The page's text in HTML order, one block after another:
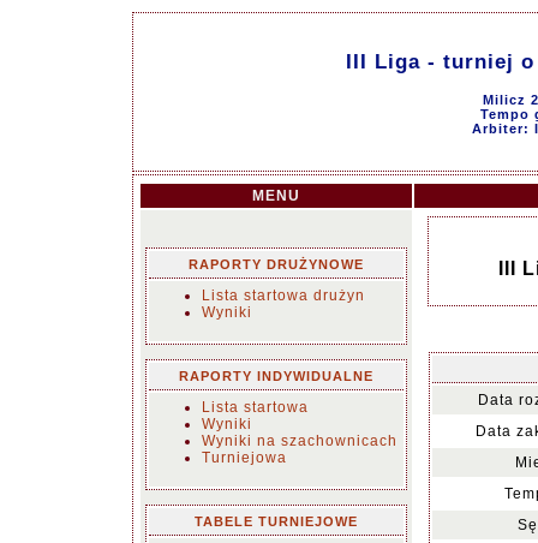
III Liga - turniej o
Milicz
Tempo
Arbiter:
MENU
RAPORTY DRUŻYNOWE
Lista startowa drużyn
Wyniki
RAPORTY INDYWIDUALNE
Lista startowa
Wyniki
Wyniki na szachownicach
Turniejowa
TABELE TURNIEJOWE
III
Data
Data